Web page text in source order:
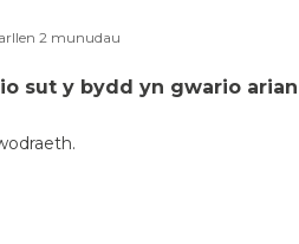
2 munudau
sut y bydd yn gwario arian